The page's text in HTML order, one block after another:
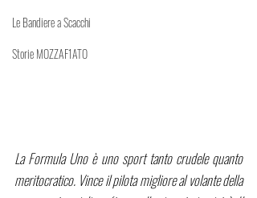
Le Bandiere a Scacchi
Storie MOZZAF1ATO
La Formula Uno è uno sport tanto crudele quanto
meritocratico. Vince il pilota migliore al volante della